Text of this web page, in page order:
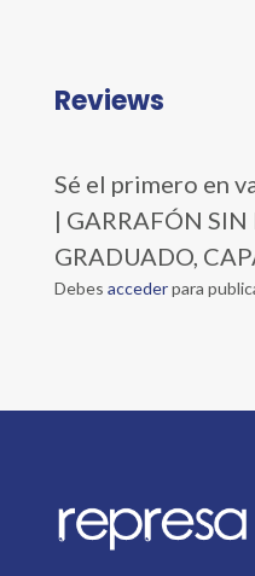
Reviews
Sé el primero en
| GARRAFÓN SIN
GRADUADO,
Debes accederpara